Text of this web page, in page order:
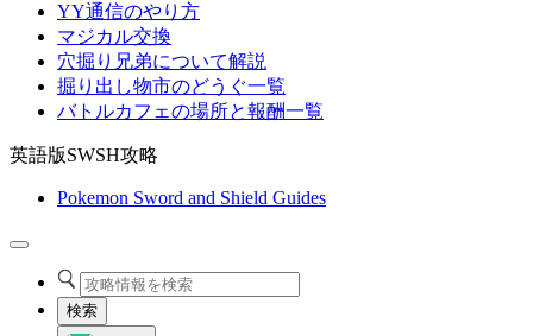
YY通信のやり方
マジカル交換
穴掘り兄弟について解説
掘り出し物市のどうぐ一覧
バトルカフェの場所と報酬一覧
英語版SWSH攻略
Pokemon Sword and Shield Guides
検索